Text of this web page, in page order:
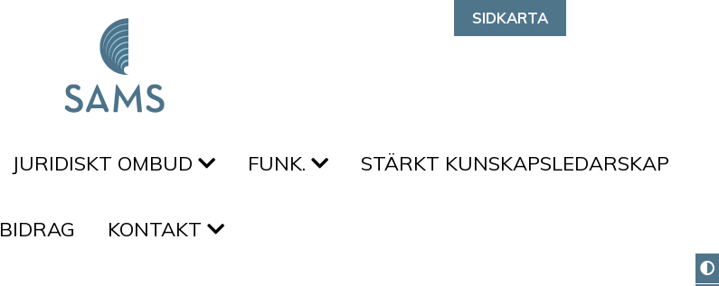
SIDKARTA
JURIDISKT OMBUD FUNK. STÄRKT KUNSKAPSLEDARSKAP
BIDRAG KONTAKT